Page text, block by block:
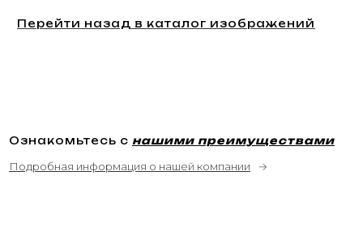
Перейти назад в каталог изображений
Ознакомьтесь с нашими преимуществами
Подробная информация о нашей компании →